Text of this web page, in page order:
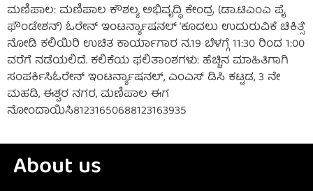
ಮಣಿಪಾಲ: ಮಣಿಪಾಲ ಕೌಶಲ್ಯ ಅಭಿವೃದ್ಧಿ ಕೇಂದ್ರ (ಡಾ.ಟಿಎಂಎ ಪೈ
ಫೌಂಡೇಶನ್) ಓರೇನ್ ಇಂಟರ್ನ್ಯಾಷನಲ್ ‘ಕೂದಲು ಉದುರುವಿಕೆ ಚಿಕಿತ್ಸೆ’
ನೋಡಿ ಕಲಿಯಿರಿ ಉಚಿತ ಕಾರ್ಯಾಗಾರ ನ.19 ಬೆಳಗ್ಗೆ 11:30 ರಿಂದ 1:00
ವರೆಗೆ ನಡೆಯಲಿದೆ. ಕಲಿಕೆಯ ಫಲಿತಾಂಶಗಳು: ಹೆಚ್ಚಿನ ಮಾಹಿತಿಗಾಗಿ
ಸಂಪರ್ಕಿಸಿಓರೇನ್ ಇಂಟರ್ನ್ಯಾಷನಲ್, ಎಂಎಸ್ ಡಿಸಿ ಕಟ್ಟಡ, 3 ನೇ
ಮಹಡಿ, ಈಶ್ವರ ನಗರ, ಮಣಿಪಾಲ ಈಗ
ನೋಂದಾಯಿಸಿ81231650688123163935
About us